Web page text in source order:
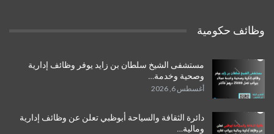
وظائف حكومية
مستشفى الشيخ سلطان بن زايد يوفر وظائف إدارية
وصحية وخدمة…
أغسطس 6, 2026
دائرة الثقافة والسياحة أبوظبي تعلن عن وظائف إدارية
ومالية…